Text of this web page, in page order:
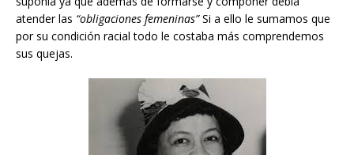
atender las “obligaciones femeninas”Si a ello le sumamos que
por su condición racial todo le costaba más comprendemos
sus quejas.